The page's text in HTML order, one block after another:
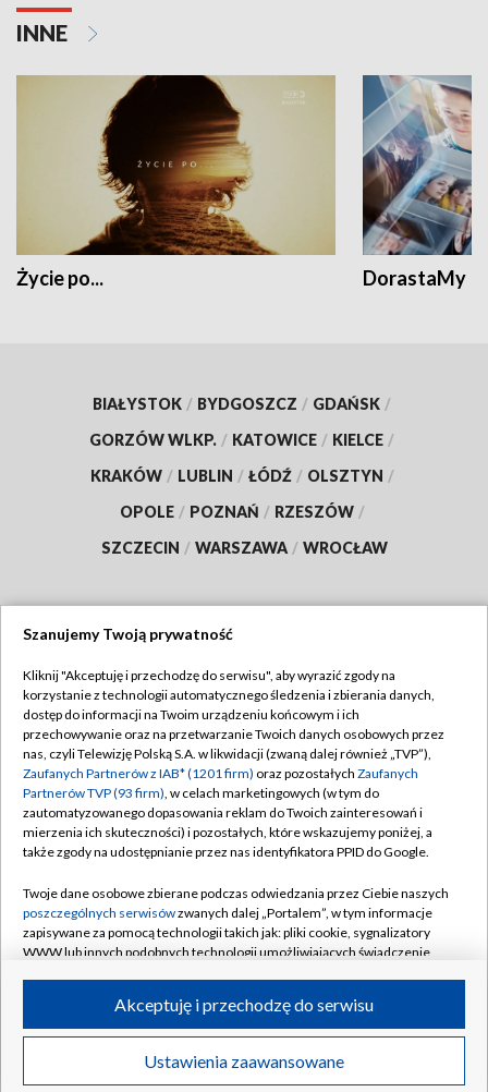
INNE
Życie po... DorastaMy
BIAŁYSTOK / BYDGOSZCZ / GDAŃSK /
GORZÓW WLKP. / KATOWICE / KIELCE /
KRAKÓW / LUBLIN / ŁÓDŹ / OLSZTYN /
OPOLE / POZNAŃ / RZESZÓW /
SZCZECIN / WARSZAWA / WROCŁAW
TVP
Abonament TVP
Emisja w TVP
Centrum informacji TVP
Naziemna Telewizja Cyfrowa
Rada Programowa
System NOS
Informacje o nadawcy
Program dla prasy
Ogłoszenie przetargowe
Regulamin TVP
Polityka prywatności
Moje zgody
Pomoc
Kontakt
Kanały
©2026 Telewizja Polska S.A. w likwidacji
Szanujemy Twoją prywatność
Kliknij "Akceptuję i przechodzę do serwisu", aby wyrazić zgody na
korzystanie z technologii automatycznego śledzenia i zbierania danych,
dostęp do informacji na Twoim urządzeniu końcowym i ich
przechowywanie oraz na przetwarzanie Twoich danych osobowych przez
nas, czyli Telewizję Polską S.A. w likwidacji (zwaną dalej również „TVP”),
Zaufanych Partnerów z IAB* (1201 firm) oraz pozostałych Zaufanych
Partnerów TVP (93 firm), w celach marketingowych (w tym do
zautomatyzowanego dopasowania reklam do Twoich zainteresowań i
mierzenia ich skuteczności) i pozostałych, które wskazujemy poniżej, a
także zgody na udostępnianie przez nas identyfikatora PPID do Google.
Twoje dane osobowe zbierane podczas odwiedzania przez Ciebie naszych
poszczególnych serwisówzwanych dalej „Portalem”, w tym informacje
zapisywane za pomocą technologii takich jak: pliki cookie, sygnalizatory
WWW lub innych podobnych technologii umożliwiających świadczenie
ruchu w Internecie.
Twoje dane osobowe zbierane podczas odwiedzania przez Ciebie
poszczególnych serwisówna Portalu, takie jak adresy IP, identyfikatory
Ustawienia zaawansowane
Akceptuję i przechodzę do serwisu